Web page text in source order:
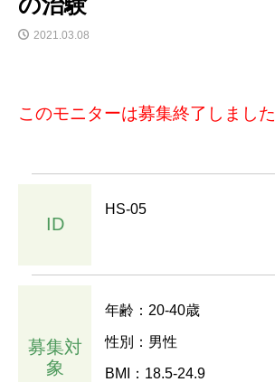
2021.03.08
このモニターは募集終了しました
ID
HS-05
募集対
象
年齢：20-40歳
性別：男性
BMI：18.5-24.9